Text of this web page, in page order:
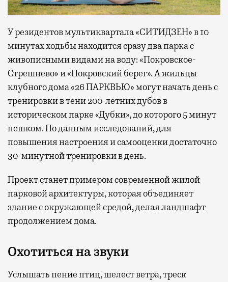
У резидентов мультиквартала «СИТИДЗЕН» в 10
минутах ходьбы находится сразу два парка с
живописными видами на воду: «Покровское-
Стрешнево» и «Покровский берег». А жильцы
клубного дома «26 ПАРКВЬЮ» могут начать день с
тренировки в тени 200-летних дубов в
историческом парке «Дубки», до которого 5 минут
пешком. По данным исследований, для
повышения настроения и самооценки достаточно
30-минутной тренировки в день.
Проект станет примером современной жилой
парковой архитектуры, которая объединяет
здание с окружающей средой, делая ландшафт
продолжением дома.
Охотиться на звуки
Услышать пение птиц, шелест ветра, треск